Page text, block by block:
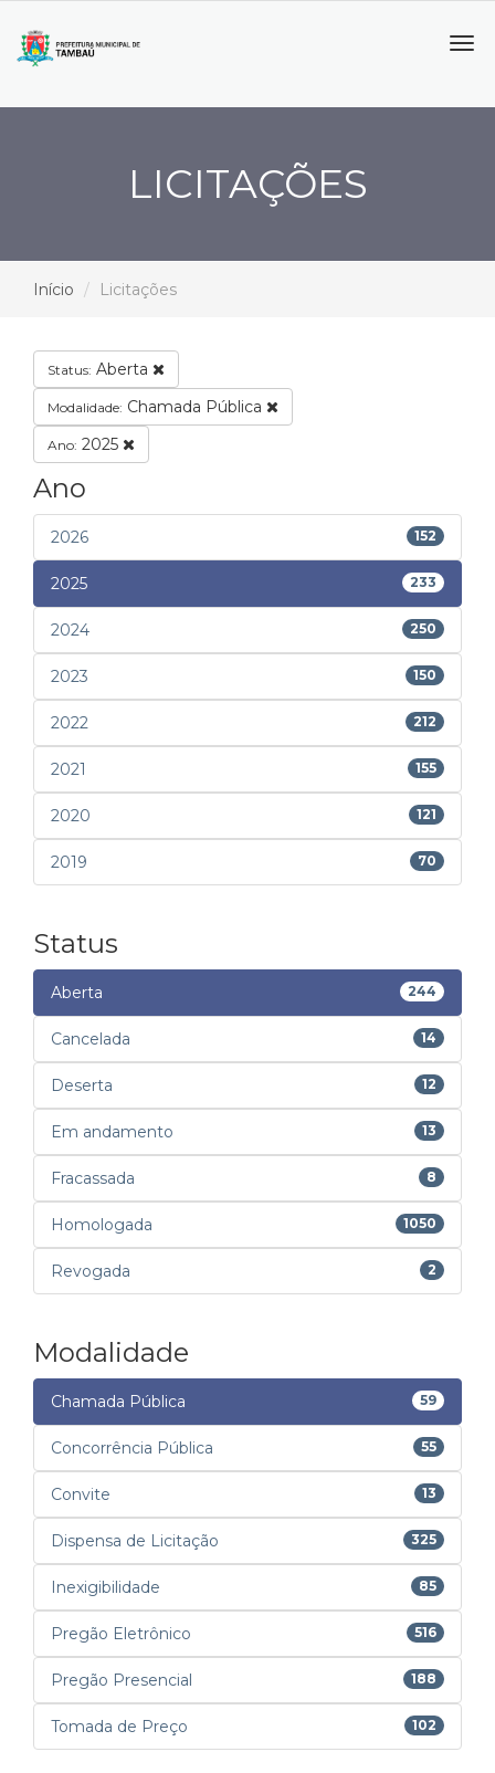
LICITAÇÕES
Início Licitações
Status: Aberta
Modalidade: Chamada Pública
Ano: 2025
Ano
2026 152
2025 233
2024 250
2023 150
2022 212
2021 155
2020 121
2019 70
Status
Aberta 244
Cancelada 14
Deserta 12
Em andamento 13
Fracassada 8
Homologada 1050
Revogada 2
Modalidade
Chamada Pública 59
Concorrência Pública 55
Convite 13
Dispensa de Licitação 325
Inexigibilidade 85
Pregão Eletrônico 516
Pregão Presencial 188
Tomada de Preço 102